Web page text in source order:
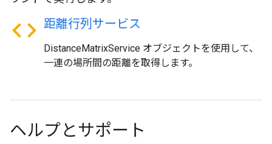
code 距離行列サービス
DistanceMatrixService オブジェクトを使用して、
一連の場所間の距離を取得します。
ヘルプとサポート